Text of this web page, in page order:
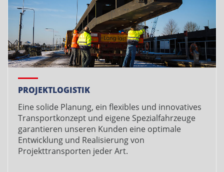
PROJEKTLOGISTIK
Eine solide Planung, ein flexibles und innovatives
Transportkonzept und eigene Spezialfahrzeuge
garantieren unseren Kunden eine optimale
Entwicklung und Realisierung von
Projekttransporten jeder Art.